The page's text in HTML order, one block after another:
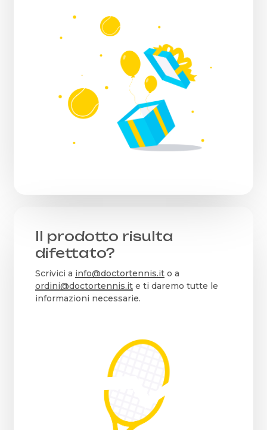
Il prodotto risulta
difettato?
Scrivici a info@doctortennis.ito a
ordini@doctortennis.ite ti daremo tutte le
informazioni necessarie.